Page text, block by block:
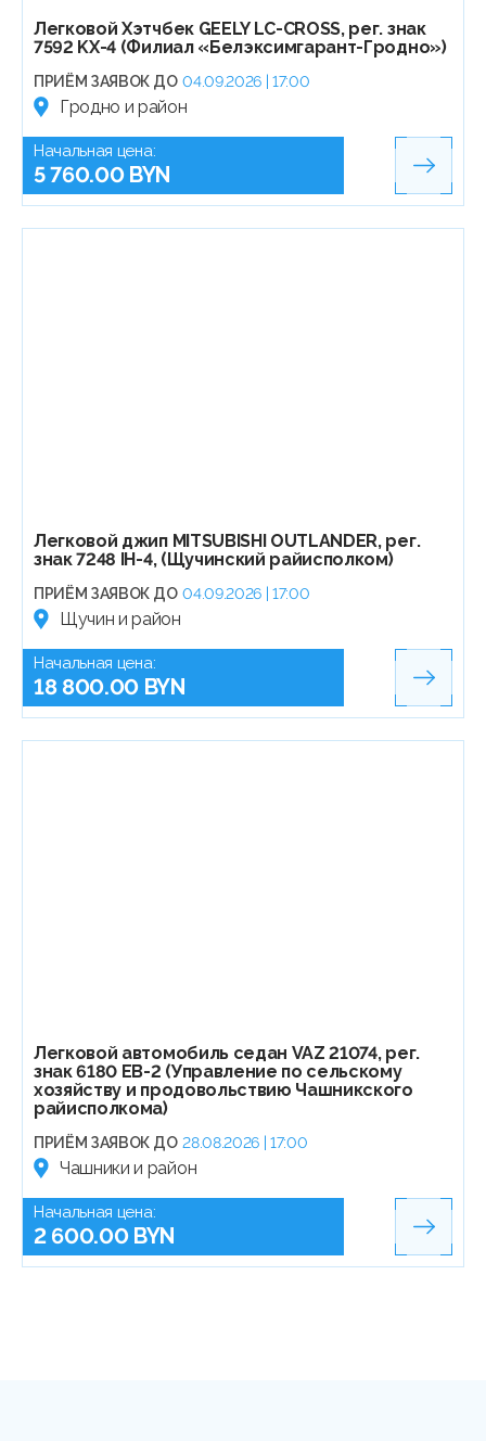
Легковой Хэтчбек GEELY LC-CROSS, рег. знак
7592 KX-4 (Филиал «Белэксимгарант-Гродно»)
ПРИЁМ ЗАЯВОК ДО 04.09.2026 | 17:00
Гродно и район
Начальная цена:
5 760.00 BYN
Легковой джип МITSUBISHI OUTLANDER, рег.
знак 7248 IH-4, (Щучинский райисполком)
ПРИЁМ ЗАЯВОК ДО 04.09.2026 | 17:00
Щучин и район
Начальная цена:
18 800.00 BYN
Легковой автомобиль седан VAZ 21074, рег.
знак 6180 EB-2 (Управление по сельскому
хозяйству и продовольствию Чашникского
райисполкома)
ПРИЁМ ЗАЯВОК ДО 28.08.2026 | 17:00
Чашники и район
Начальная цена:
2 600.00 BYN